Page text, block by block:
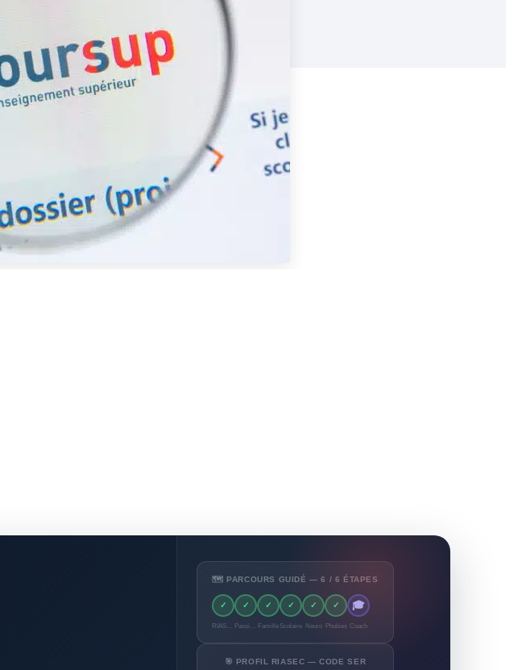
🗺️ PARCOURS GUIDÉ — 6 / 6 ÉTAPES
✓ ✓ ✓ ✓ ✓ ✓ 🎓
Famille Scolaire Neuro Phobies Coach
🎯 PROFIL RIASEC — CODE SER